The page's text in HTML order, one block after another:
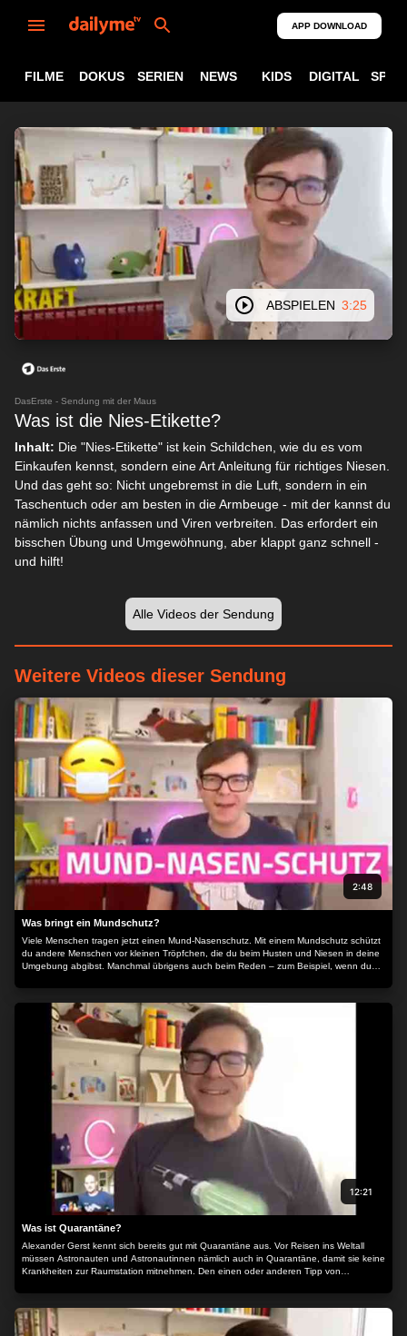
APP DOWNLOAD
FILME DOKUS SERIEN NEWS KIDS DIGITAL
ABSPIELEN 3:25
DasErste - Sendung mit der Maus
Was ist die Nies-Etikette?
Inhalt: Die "Nies-Etikette" ist kein Schildchen, wie du es vom
Einkaufen kennst, sondern eine Art Anleitung für richtiges Niesen.
Und das geht so: Nicht ungebremst in die Luft, sondern in ein
Taschentuch oder am besten in die Armbeuge - mit der kannst du
nämlich nichts anfassen und Viren verbreiten. Das erfordert ein
bisschen Übung und Umgewöhnung, aber klappt ganz schnell -
und hilft!
Alle Videos der Sendung
Weitere Videos dieser Sendung
2:48
Was bringt ein Mundschutz?
Viele Menschen tragen jetzt einen Mund-Nasenschutz. Mit einem Mundschutz schützt
du andere Menschen vor kleinen Tröpfchen, die du beim Husten und Niesen in deine
Umgebung abgibst. Manchmal übrigens auch beim Reden – zum Beispiel, wenn du
12:21
Was ist Quarantäne?
Alexander Gerst kennt sich bereits gut mit Quarantäne aus. Vor Reisen ins Weltall
müssen Astronauten und Astronautinnen nämlich auch in Quarantäne, damit sie keine
Krankheiten zur Raumstation mitnehmen. Den einen oder anderen Tipp von